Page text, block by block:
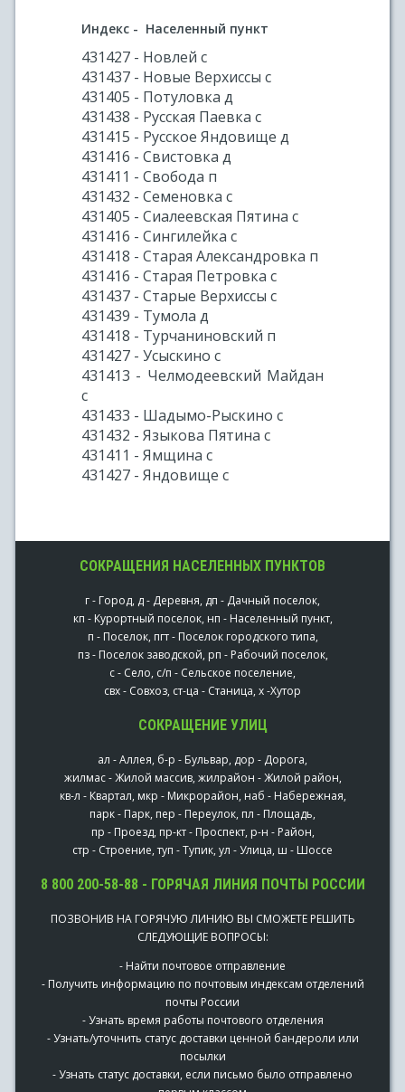
Индекс - Населенный пункт
431427 - Новлей с
431437 - Новые Верхиссы с
431405 - Потуловка д
431438 - Русская Паевка с
431415 - Русское Яндовище д
431416 - Свистовка д
431411 - Свобода п
431432 - Семеновка с
431405 - Сиалеевская Пятина с
431416 - Сингилейка с
431418 - Старая Александровка п
431416 - Старая Петровка с
431437 - Старые Верхиссы с
431439 - Тумола д
431418 - Турчаниновский п
431427 - Усыскино с
431413 - Челмодеевский Майдан
с
431433 - Шадымо-Рыскино с
431432 - Языкова Пятина с
431411 - Ямщина с
431427 - Яндовище с
СОКРАЩЕНИЯ НАСЕЛЕННЫХ ПУНКТОВ
г - Город, д - Деревня, дп - Дачный поселок,
кп - Курортный поселок, нп - Населенный пункт,
п - Поселок, пгт - Поселок городского типа,
пз - Поселок заводской, рп - Рабочий поселок,
с - Село, с/п - Сельское поселение,
свх - Совхоз, ст-ца - Станица, х -Хутор
СОКРАЩЕНИЕ УЛИЦ
ал - Аллея, б-р - Бульвар, дор - Дорога,
жилмас - Жилой массив, жилрайон - Жилой район,
кв-л - Квартал, мкр - Микрорайон, наб - Набережная,
парк - Парк, пер - Переулок, пл - Площадь,
пр - Проезд, пр-кт - Проспект, р-н - Район,
стр - Строение, туп - Тупик, ул - Улица, ш - Шоссе
8 800 200-58-88 - ГОРЯЧАЯ ЛИНИЯ ПОЧТЫ РОССИИ
ПОЗВОНИВ НА ГОРЯЧУЮ ЛИНИЮ ВЫ СМОЖЕТЕ РЕШИТЬ
СЛЕДУЮЩИЕ ВОПРОСЫ:
- Найти почтовое отправление
- Получить информацию по почтовым индексам отделений
почты России
- Узнать время работы почтового отделения
- Узнать/уточнить статус доставки ценной бандероли или
посылки
- Узнать статус доставки, если письмо было отправлено